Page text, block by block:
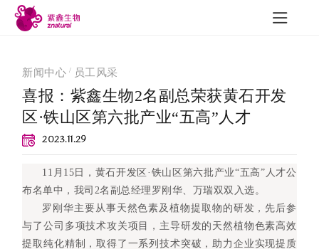
与质量
研发成果
可追溯性
公司新闻
展会信息
新闻中心 / 员工风采
喜报：紫鑫生物2名副总荣获黄石开发
区·铁山区第六批产业“五高”人才
2023.11.29
11月15日，黄石开发区·铁山区第六批产业“五高”人才公
布名单中，我司2名副总经理罗刚华、万瑞双双入选。
罗刚华主要从事天然色素及植物提取物的研发，先后参
与了公司多项技术攻关项目，主导研发的天然植物色素高效
提取纯化精制，取得了一系列技术突破，助力企业实现提质